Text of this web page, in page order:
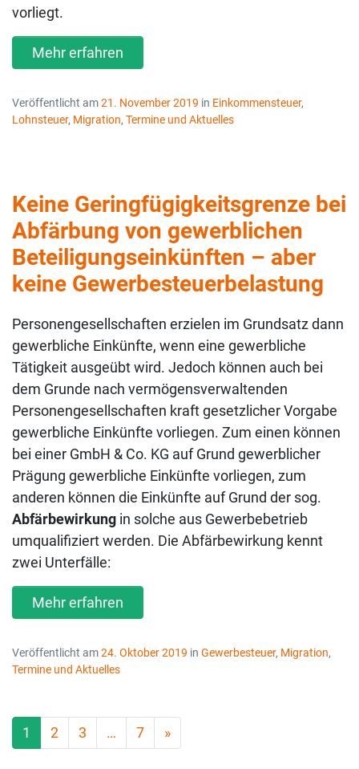
vorliegt.
Mehr erfahren
Veröffentlicht am21. November 2019 in Einkommensteuer,
Lohnsteuer, Migration, Termine und Aktuelles
Keine Geringfügigkeitsgrenze bei
Abfärbung von gewerblichen
Beteiligungseinkünften – aber
keine Gewerbesteuerbelastung
Personengesellschaften erzielen im Grundsatz dann
gewerbliche Einkünfte, wenn eine gewerbliche
Tätigkeit ausgeübt wird. Jedoch können auch bei
dem Grunde nach vermögensverwaltenden
Personengesellschaften kraft gesetzlicher Vorgabe
gewerbliche Einkünfte vorliegen. Zum einen können
bei einer GmbH & Co. KG auf Grund gewerblicher
Prägung gewerbliche Einkünfte vorliegen, zum
anderen können die Einkünfte auf Grund der sog.
Abfärbewirkung in solche aus Gewerbebetrieb
umqualifiziert werden. Die Abfärbewirkung kennt
zwei Unterfälle:
Mehr erfahren
Veröffentlicht am24. Oktober 2019 in Gewerbesteuer, Migration,
Termine und Aktuelles
Posts navigation
1 2 3 … 7 »